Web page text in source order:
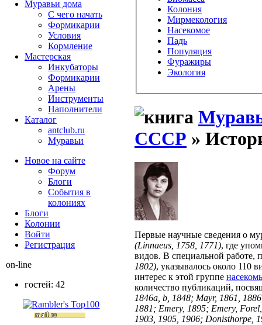
Колония
Мирмекология
Насекомое
Падь
Популяция
Фуражиры
Экология
СССР »
Первые научные сведения о
(Linnaeus, 1758, 1771), где
видов. В специальной
1802), указывалось около 110
интерес к этой группе
количество публикаций,
1846а, b, 1848; Mayr, 1861,
1881; Emery, 1895; Emery,
1903, 1905, 1906; Donisthorpe,
Муравьи дома
С чего начать
Формикарии
Условия
Кормление
Мастерская
Инкубаторы
Формикарии
Арены
Инструменты
Наполнители
Каталог
antclub.ru
Муравьи
Новое на сайте
Форум
Блоги
События в
колониях
Блоги
Колонии
Войти
Peгиcтpaция
on-line
гостей: 42